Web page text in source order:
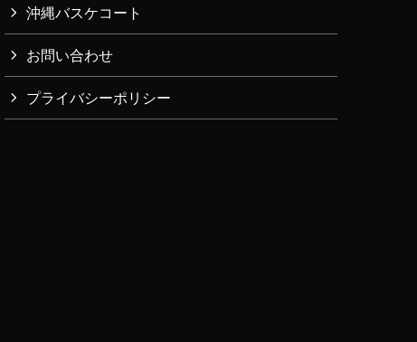
沖縄バスケコート
お問い合わせ
プライバシーポリシー